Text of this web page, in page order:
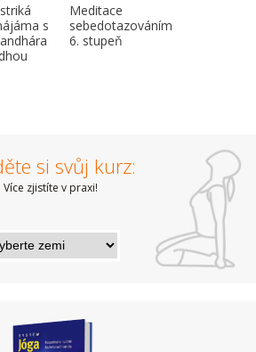
s
Meditace
sebedotazováním
6. stupeň
si svůj kurz:
Více zjistíte v praxi!